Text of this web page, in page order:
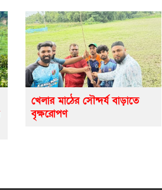
খেলার মাঠের সৌন্দর্য বাড়াতে
বৃক্ষরোপণ